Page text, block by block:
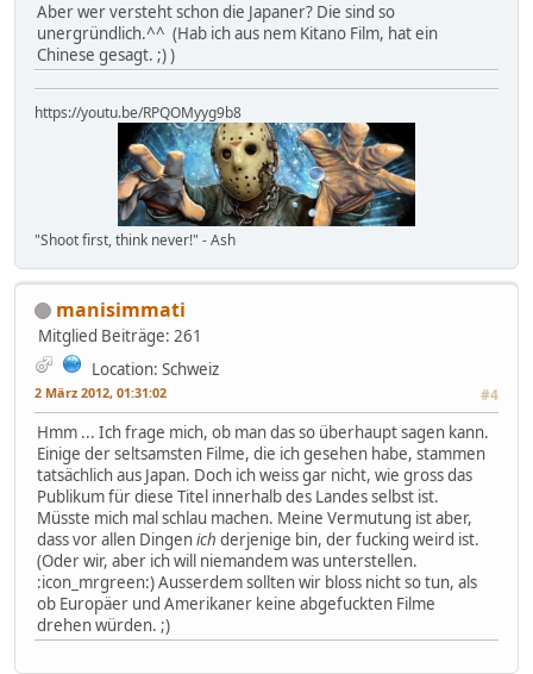
Aber wer versteht schon die Japaner? Die sind so
unergründlich.^^ (Hab ich aus nem Kitano Film, hat ein
Chinese gesagt. ;) )
https://youtu.be/RPQOMyyg9b8
"Shoot first, think never!" - Ash
manisimmati
Mitglied Beiträge: 261
Location: Schweiz
2 März 2012, 01:31:02 #4
Hmm ... Ich frage mich, ob man das so überhaupt sagen kann.
Einige der seltsamsten Filme, die ich gesehen habe, stammen
tatsächlich aus Japan. Doch ich weiss gar nicht, wie gross das
Publikum für diese Titel innerhalb des Landes selbst ist.
Müsste mich mal schlau machen. Meine Vermutung ist aber,
dass vor allen Dingenich derjenige bin, der fucking weird ist.
(Oder wir, aber ich will niemandem was unterstellen.
:icon_mrgreen:) Ausserdem sollten wir bloss nicht so tun, als
ob Europäer und Amerikaner keine abgefuckten Filme
drehen würden. ;)